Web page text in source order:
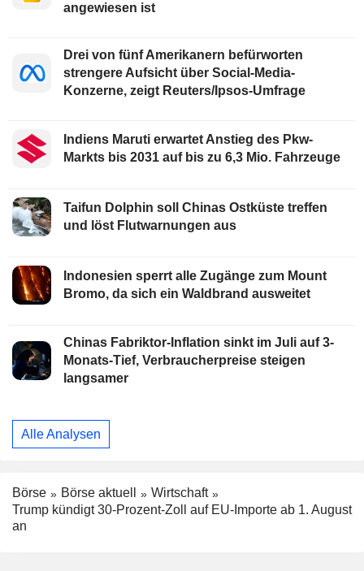
angewiesen ist
Drei von fünf Amerikanern befürworten
strengere Aufsicht über Social-Media-
Konzerne, zeigt Reuters/Ipsos-Umfrage
Indiens Maruti erwartet Anstieg des Pkw-
Markts bis 2031 auf bis zu 6,3 Mio. Fahrzeuge
Taifun Dolphin soll Chinas Ostküste treffen
und löst Flutwarnungen aus
Indonesien sperrt alle Zugänge zum Mount
Bromo, da sich ein Waldbrand ausweitet
Chinas Fabriktor-Inflation sinkt im Juli auf 3-
Monats-Tief, Verbraucherpreise steigen
langsamer
Alle Analysen
Börse Börse aktuell
Wirtschaft
Trump kündigt 30-Prozent-Zoll auf EU-Importe ab 1. August
an